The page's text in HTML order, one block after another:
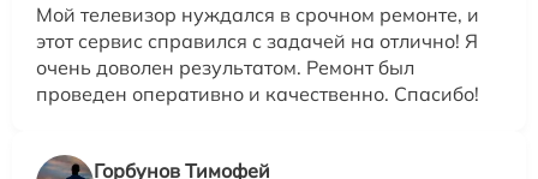
Мой телевизор нуждался в срочном ремонте, и
этот сервис справился с задачей на отлично! Я
очень доволен результатом. Ремонт был
проведен оперативно и качественно. Спасибо!
Горбунов Тимофей